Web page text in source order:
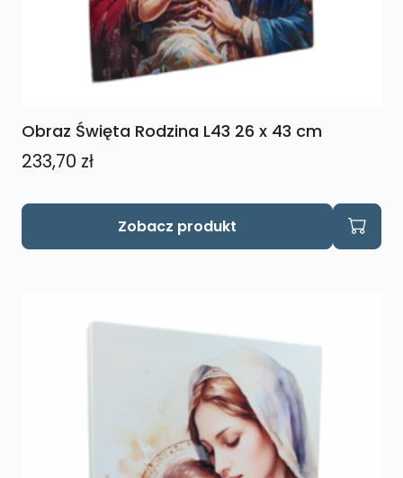
Obraz Święta Rodzina L43 26 x 43 cm
233,70 zł
Zobacz produkt